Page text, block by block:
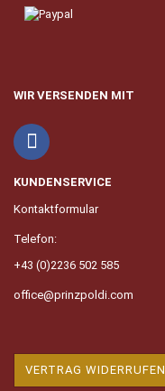
WIR VERSENDEN MIT
KUNDENSERVICE
Kontaktformular
Telefon:
+43 (0)2236 502 585
office@prinzpoldi.com
VERTRAG WIDERRUFEN